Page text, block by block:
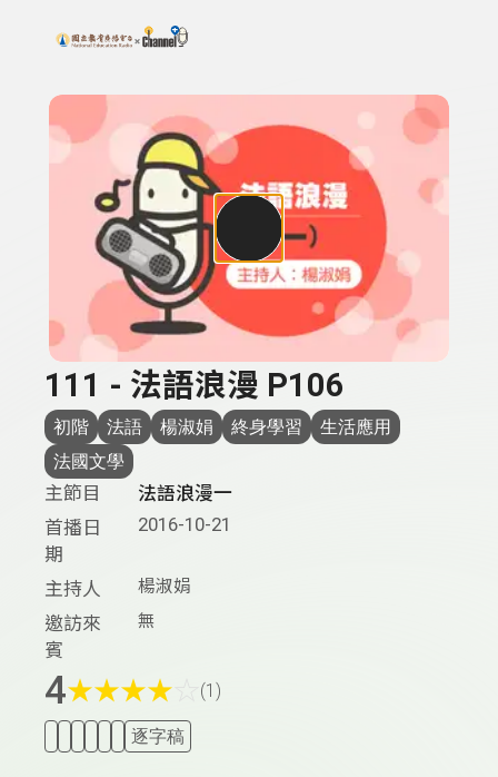
上方功能區塊
搜尋關鍵字：可輸入節目名稱、主持人或關鍵字
111 - 法語浪漫 P106
初階 法語 楊淑娟 終身學習
生活應用
法國文學
主節目
法語浪漫一
首播日
期
2016-10-21
主持人 楊淑娟
邀訪來
賓
無
4★★★★ (1)
逐字稿